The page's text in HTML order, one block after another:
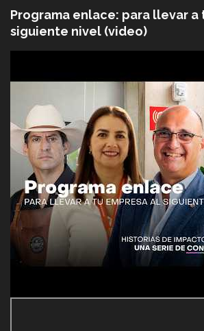
Programa enlace: para llevar a
siguiente nivel (video)